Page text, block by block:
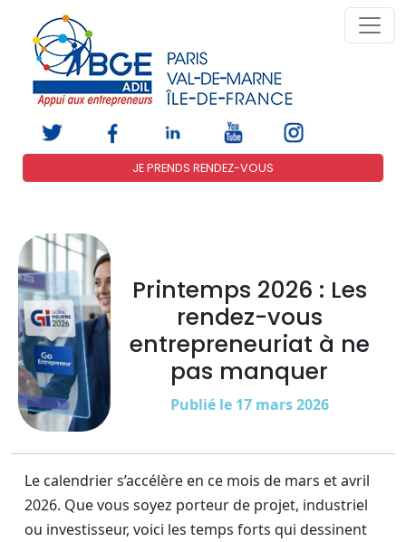
JE PRENDS RENDEZ-VOUS
Printemps 2026 : Les
rendez-vous
entrepreneuriat à ne
pas manquer
Publié le 17 mars 2026
Le calendrier s’accélère en ce mois de mars et avril
2026. Que vous soyez porteur de projet, industriel
ou investisseur, voici les temps forts qui dessinent